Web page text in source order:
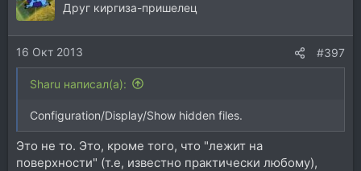
Друг киргиза-пришелец
16 Окт 2013 #397
Sharu написал(а):
Configuration/Display/Show hidden files.
Это не то. Это, кроме того, что "лежит на
поверхности" (т.е, известно практически любому),